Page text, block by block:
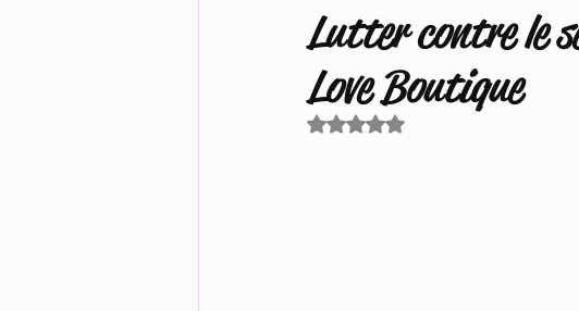
Lutter contre le
Love Boutique
Noté NaN étoiles sur 5.